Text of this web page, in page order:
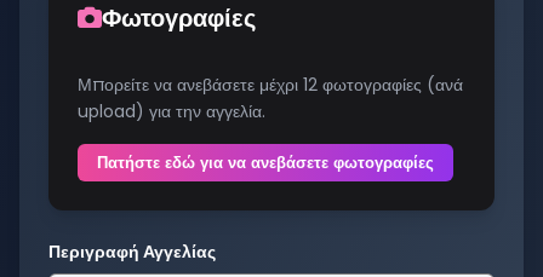
Φωτογραφίες
Μπορείτε να ανεβάσετε μέχρι 12 φωτογραφίες (ανά
upload) για την αγγελία.
Πατήστε εδώ για να ανεβάσετε φωτογραφίες
Περιγραφή Αγγελίας